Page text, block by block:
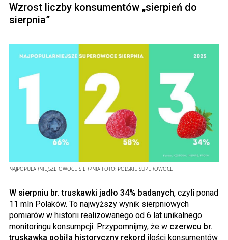
Wzrost liczby konsumentów „sierpień do
sierpnia”
NAJPOPULARNIEJSZE OWOCE SIERPNIA FOTO: POLSKIE SUPEROWOCE
W sierpniu br. truskawki jadło 34% badanych, czyli ponad
11 mln Polaków. To najwyższy wynik sierpniowych
pomiarów w historii realizowanego od 6 lat unikalnego
monitoringu konsumpcji. Przypomnijmy, że w czerwcu br.
truskawka pobiła historyczny rekord ilości konsumentów